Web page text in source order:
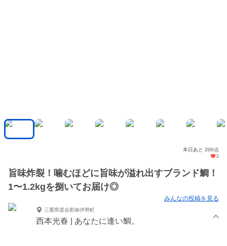
本日あと 200点
3
旨味炸裂！噛むほどに旨味が溢れ出すブランド鯛！
1〜1.2kgを捌いてお届け◎
みんなの投稿を見る
三重県度会郡南伊勢町
西本光春 | あなたに逢い鯛。